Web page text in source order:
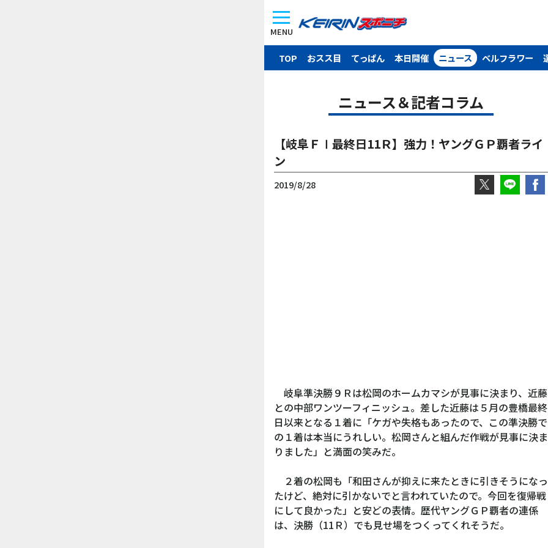
MENU
TOP おスス目 てっぱん 本日開催 ニュース ベルフラワー
ニュース＆記者コラム
【岐阜ＦⅠ最終日11Ｒ】強力！ヤングＧＰ覇者ライ
ン
2019/8/28
岐阜準決勝９Ｒは松岡のホームカマシが見事に決まり、近藤
との中部ワンツーフィニッシュ。差した近藤は５月の豊橋最終
日以来となる１着に「ケガや失格もあったので、この準決勝で
の１着は本当にうれしい。松岡さんと組んだ作戦が見事に決ま
りました」と満面の笑みだ。
２着の松岡も「和田さんが抑えに来たときに引きそうになっ
たけど、絶対に引かないでと言われていたので。今回を復帰戦
にして良かった」と安どの表情。歴代ヤングＧＰ覇者の連係
は、決勝（11Ｒ）でも見せ場をつくってくれそうだ。